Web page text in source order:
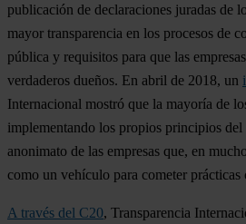
publicación de declaraciones juradas de
mayor transparencia en los procesos de
pública y requisitos para que las
verdaderos dueños. En abril de 2018, un
Internacional mostró que la mayoría de
implementando los propios principios
anonimato de las empresas que, en
como un vehículo para cometer prácticas
A través del C20, Transparencia